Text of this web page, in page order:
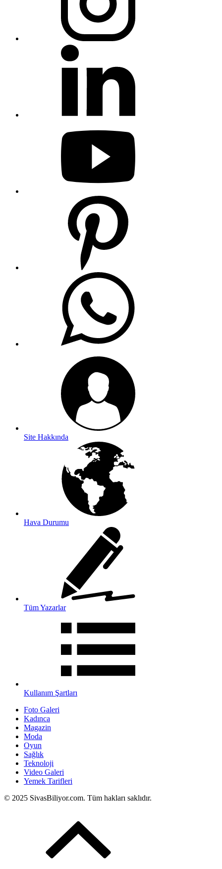
Site Hakkında
Hava Durumu
Tüm Yazarlar
Kullanım Şartları
Foto Galeri
Kadınca
Magazin
Moda
Oyun
Sağlık
Teknoloji
Video Galeri
Yemek Tarifleri
© 2025 SivasBiliyor.com. Tüm hakları saklıdır.